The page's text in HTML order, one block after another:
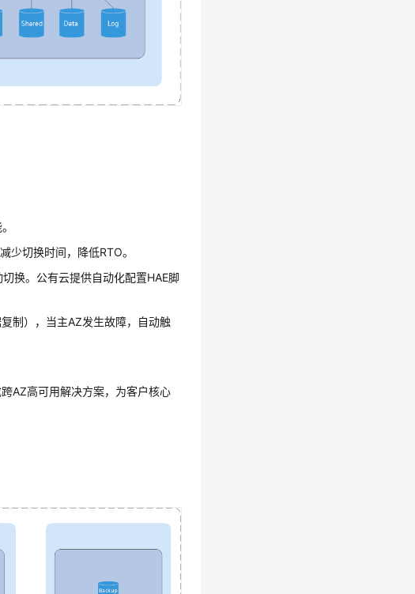
切换时间，降低RTO。
换。公有云提供自动化配置HAE脚
制），当主AZ发生故障，自动触
AZ高可用解决方案，为客户核心